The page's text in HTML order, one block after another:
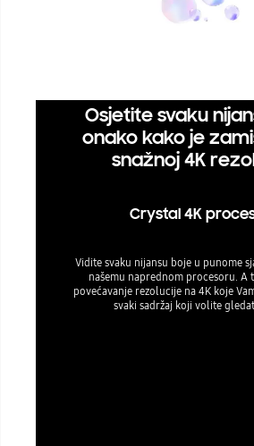
Osjetite svaku
onako kako je
snažnoj 4K
Crystal 4K
Vidite svaku nijansu boje u punome
našemu naprednom procesoru. A
povećavanje rezolucije na 4K koje
svaki sadržaj koji volite